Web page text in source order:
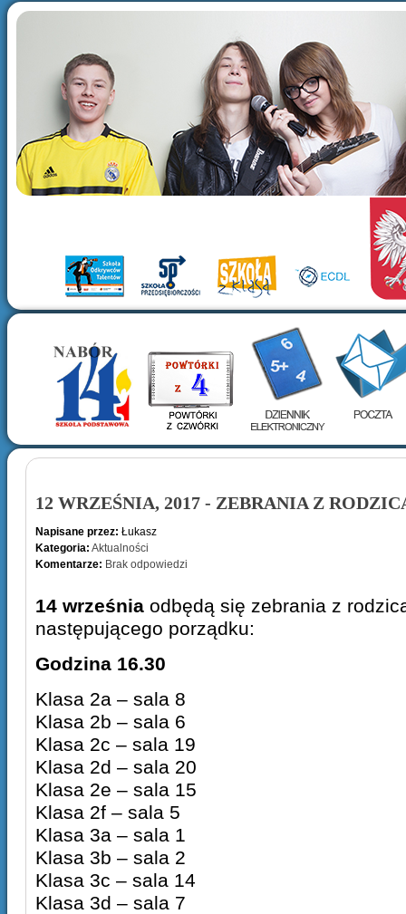
12 WRZEŚNIA, 2017 - ZEBRANIA Z
Napisane przez: Łukasz
Kategoria: Aktualności
Komentarze: Brak odpowiedzi
14 września odbędą się zebrania z
następującego porządku:
Godzina 16.30
Klasa 2a – sala 8
Klasa 2b – sala 6
Klasa 2c – sala 19
Klasa 2d – sala 20
Klasa 2e – sala 15
Klasa 2f – sala 5
Klasa 3a – sala 1
Klasa 3b – sala 2
Klasa 3c – sala 14
Klasa 3d – sala 7